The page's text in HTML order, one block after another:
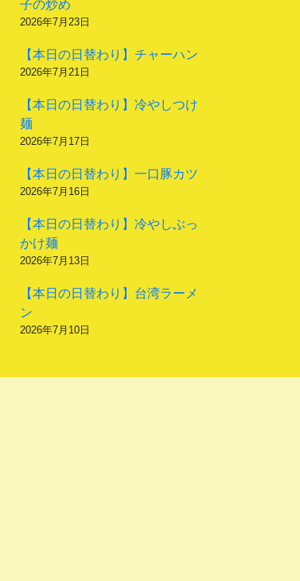
子の炒め
2026年7月23日
【本日の日替わり】チャーハン
2026年7月21日
【本日の日替わり】冷やしつけ
麺
2026年7月17日
【本日の日替わり】一口豚カツ
2026年7月16日
【本日の日替わり】冷やしぶっ
かけ麺
2026年7月13日
【本日の日替わり】台湾ラーメ
ン
2026年7月10日